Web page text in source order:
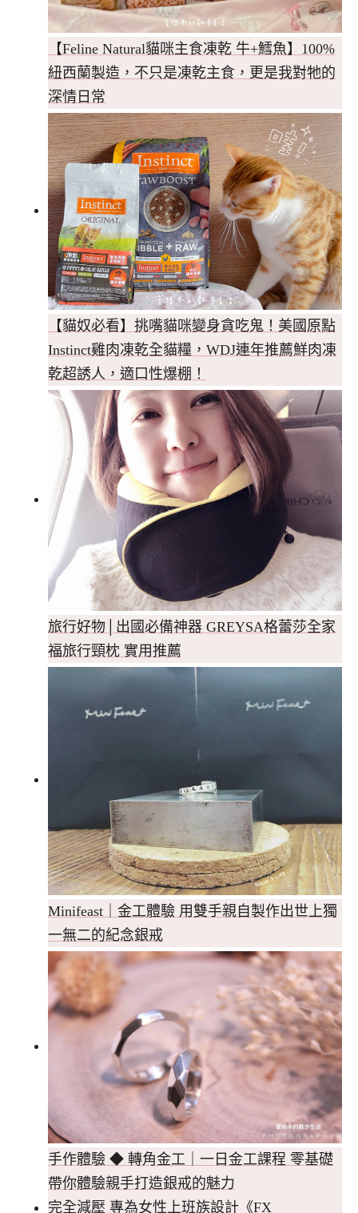
【Feline Natural貓咪主食凍乾 牛+鱈魚】100%
紐西蘭製造，不只是凍乾主食，更是我對牠的
深情日常
【貓奴必看】挑嘴貓咪變身貪吃鬼！美國原點
Instinct雞肉凍乾全貓糧，WDJ連年推薦鮮肉凍
乾超誘人，適口性爆棚！
旅行好物│出國必備神器 GREYSA格蕾莎全家
福旅行頸枕 實用推薦
Minifeast｜金工體驗 用雙手親自製作出世上獨
一無二的紀念銀戒
手作體驗 ◆ 轉角金工｜一日金工課程 零基礎
帶你體驗親手打造銀戒的魅力
完全減壓 專為女性上班族設計《FX